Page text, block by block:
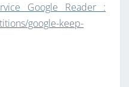
Google Reader :
google-keep-